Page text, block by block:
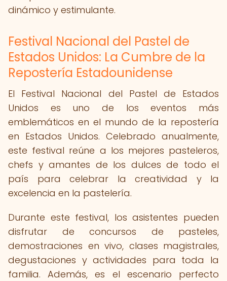
dinámico y estimulante.
Festival Nacional del Pastel de
Estados Unidos: La Cumbre de la
Repostería Estadounidense
El Festival Nacional del Pastel de Estados
Unidos es uno de los eventos más
emblemáticos en el mundo de la repostería
en Estados Unidos. Celebrado anualmente,
este festival reúne a los mejores pasteleros,
chefs y amantes de los dulces de todo el
país para celebrar la creatividad y la
excelencia en la pastelería.
Durante este festival, los asistentes pueden
disfrutar de concursos de pasteles,
demostraciones en vivo, clases magistrales,
degustaciones y actividades para toda la
familia. Además, es el escenario perfecto